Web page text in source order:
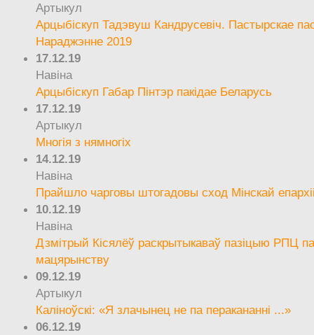
Артыкул
Арцыбіскуп Тадэвуш Кандрусевіч. Пастырскае
Нараджэнне 2019
17.12.19
Навіна
Арцыбіскуп Габар Пінтэр пакідае Беларусь
17.12.19
Артыкул
Многія з нямногіх
14.12.19
Навіна
Прайшло чарговы штогадовы сход Мінскай
10.12.19
Навіна
Дзмітрый Кісялёў раскрытыкаваў пазіцыю РПЦ
мацярынству
09.12.19
Артыкул
Каліноўскі: «Я злачынец не па перакананні ...»
06.12.19